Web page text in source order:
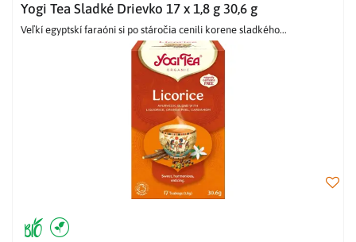
Yogi Tea Sladké Drievko 17 x 1,8 g 30,6 g
Veľkí egyptskí faraóni si po stáročia cenili korene sladkého...